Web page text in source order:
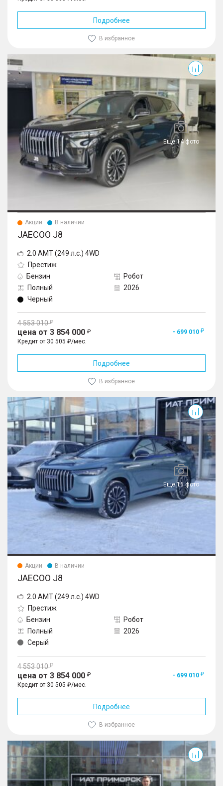
Подробнее
В избранное
Еще 14 фото
J8
Акции В наличии
JAECOO J8
2.0 AMT (249 л.с.) 4WD
Престиж
Бензин
Робот
Полный
2026
Черный
4 553 010
цена от 3 854 000
- 699 010
Кредит от 30 505 ₽/мес.
Подробнее
В избранное
Еще 16 фото
J8
Акции В наличии
JAECOO J8
2.0 AMT (249 л.с.) 4WD
Престиж
Бензин
Робот
Полный
2026
Серый
4 553 010
цена от 3 854 000
- 699 010
Кредит от 30 505 ₽/мес.
Подробнее
В избранное
J8